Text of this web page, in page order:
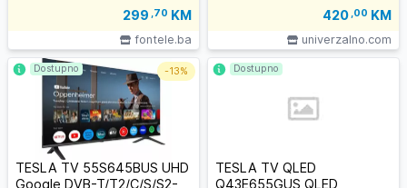
299 ,70 KM
fontele.ba
420 ,00 KM
univerzalno.com
TESLA TV 55S645BUS UHD
Google DVB-T/T2/C/S/S2-
Dostupno -13%
TESLA TV QLED
Q43E655GUS QLED
Dostupno